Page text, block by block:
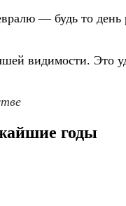
— будь то
видимости.
годы